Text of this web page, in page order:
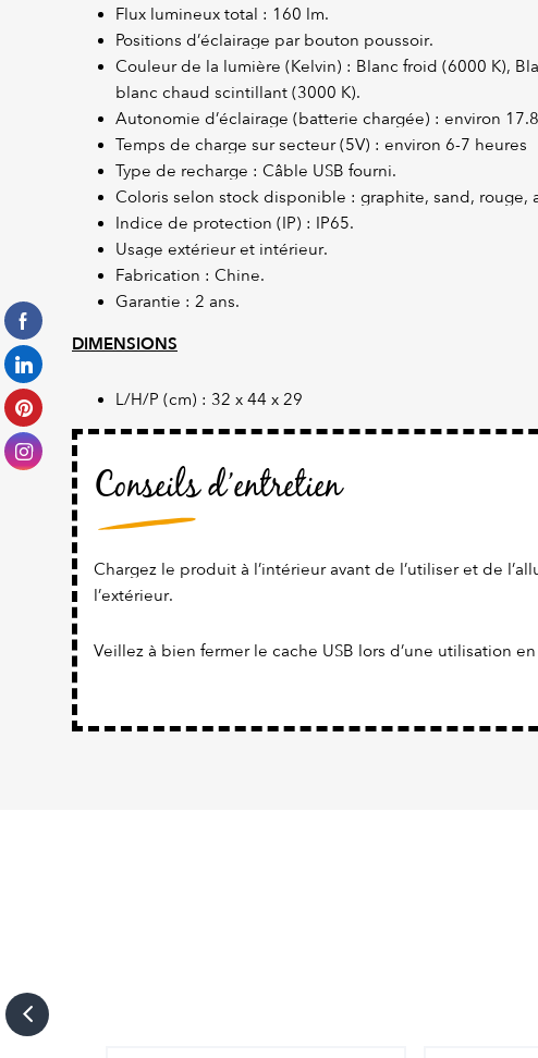
Flux lumineux total : 160 lm.
Positions d’éclairage par bouton poussoir.
Couleur de la lumière (Kelvin) : Blanc froid (6000 K),
blanc chaud scintillant (3000 K).
Autonomie d’éclairage (batterie chargée) : environ
Temps de charge sur secteur (5V) : environ 6-7 heures
Type de recharge : Câble USB fourni.
Coloris selon stock disponible : graphite, sand, rouge,
Indice de protection (IP) : IP65.
Usage extérieur et intérieur.
Fabrication : Chine.
Garantie : 2 ans.
DIMENSIONS
L/H/P (cm) : 32 x 44 x 29
Conseils d’entretien
Chargez le produit à l’intérieur avant de l’utiliser et de
l’extérieur.
Veillez à bien fermer le cache USB lors d’une utilisation